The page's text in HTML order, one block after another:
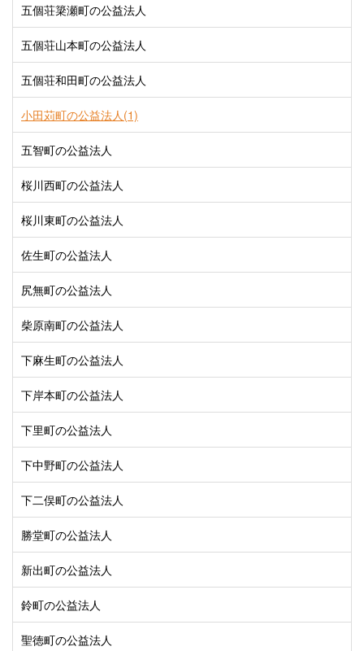
五個荘簗瀬町の公益法人
五個荘山本町の公益法人
五個荘和田町の公益法人
小田苅町の公益法人(1)
五智町の公益法人
桜川西町の公益法人
桜川東町の公益法人
佐生町の公益法人
尻無町の公益法人
柴原南町の公益法人
下麻生町の公益法人
下岸本町の公益法人
下里町の公益法人
下中野町の公益法人
下二俣町の公益法人
勝堂町の公益法人
新出町の公益法人
鈴町の公益法人
聖徳町の公益法人